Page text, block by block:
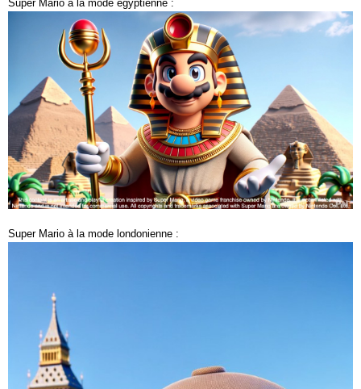
Super Mario à la mode égyptienne :
Super Mario à la mode londonienne :